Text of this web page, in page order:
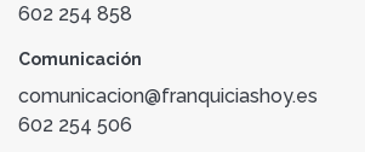
602 254 858
Comunicación
comunicacion@franquiciashoy.es
602 254 506